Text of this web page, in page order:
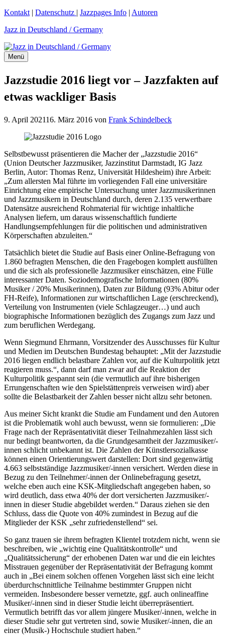
Zum
springen
Kontakt | Datenschutz | Jazzpages Info | Autoren
Jazz in Deutschland / Germany
Menü
Jazzstudie 2016 liegt vor – Jazzfakten auf
etwas wackliger Basis
9. April 202116. März 2016 von Frank Schindelbeck
Selbstbewusst präsentieren die Macher der „Jazzstudie 2016“
(Union Deutscher Jazzmusiker, Jazzinstitut Darmstadt, IG Jazz
Berlin, Autor: Thomas Renz, Universität Hildesheim) ihre Arbeit:
„Zum allersten Mal führte im vorliegenden Fall eine universitäre
Einrichtung eine empirische Untersuchung unter Jazzmusikerinnen
und Jazzmusikern in Deutschland durch, deren 2.135 verwertbare
Datensätze ausreichend Rohmaterial für wichtige inhaltliche
Analysen liefern, um daraus wissenschaftlich fundierte
Handlungsempfehlungen für die politischen und administrativen
Körperschaften abzuleiten.“
Tatsächlich bietet die Studie auf Basis einer Online-Befragung von
1.860 befragten Menschen, die den Fragebogen komplett ausfüllten
und die sich als professionelle Jazzmusiker einschätzen, eine Fülle
interessanter Daten. Soziodemografische Informationen (80%
Musiker / 20% Musikerinnen), Daten zur Bildung (93% Abitur oder
FH-Reife), Informationen zur wirtschaftlichen Lage (erschreckend),
Verteilung von Instrumenten (viele Schlagzeuger…) und auch
biographische Informationen bezüglich des Zugangs zum Jazz und
zum beruflichen Werdegang.
Wenn Siegmund Ehrmann, Vorsitzender des Ausschusses für Kultur
und Medien im Deutschen Bundestag behauptet: „Mit der Jazzstudie
2016 liegen endlich belastbare Zahlen vor, auf die Kulturpolitik jetzt
reagieren muss.“, dann darf man zwar auf die Reaktion der
Kulturpolitik gespannt sein (die vermutlich auf ihre bisherigen
Errungenschaften wie den Spielstättenpreis verweisen wird) aber
sollte die Belastbarkeit der Zahlen besser nicht allzu sehr betonen.
Aus meiner Sicht krankt die Studie am Fundament und den Autoren
ist die Problematik wohl auch bewusst, wenn sie formulieren: „Die
Frage nach der Repräsentativität dieser Teilnahmezahlen lässt sich
nur bedingt beantworten, da die Grundgesamtheit der Jazzmusiker/-
innen schlicht unbekannt ist. Die Zahlen der Künstlersozialkasse
können einen Orientierungswert darstellen: Dort sind gegenwärtig
4.663 selbstständige Jazzmusiker/-innen versichert. Werden diese in
Bezug zu den Teilnehmer/-innen der Onlinebefragung gesetzt,
welche eben auch eine KSK-Mitgliedschaft angegeben haben, so
wird deutlich, dass etwa 40% der dort versicherten Jazzmusiker/-
innen in dieser Studie abgebildet werden.“ Daraus ziehen sie den
Schluss, dass die Quote von 40% zumindest in Bezug auf die
Mitglieder der KSK „sehr zufriedenstellend“ sei.
So ganz trauen sie ihrem befragten Klientel trotzdem nicht, wenn sie
beschreiben, wie „wichtig eine Qualitätskontrolle“ und
„Qualitätssicherung“ der erhobenen Daten war und die ein leichtes
Misstrauen gegenüber der Repräsentativität der Befragung kommt
auch in „Bei einem solchen offenen Vorgehen lässt sich eine leicht
überdurchschnittliche Teilnahme bestimmter Gruppen nicht
vermeiden. Insbesondere besser vernetzte, ggf. auch onlineaffine
Musiker/-innen sind in dieser Studie leicht überrepräsentiert.
Vermutlich betrifft das vor allem jüngere Musiker/-innen, welche in
dieser Studie sehr gut vertreten sind, sowie Musiker/-innen, die an
einer (Musik-) Hochschule studiert haben.“